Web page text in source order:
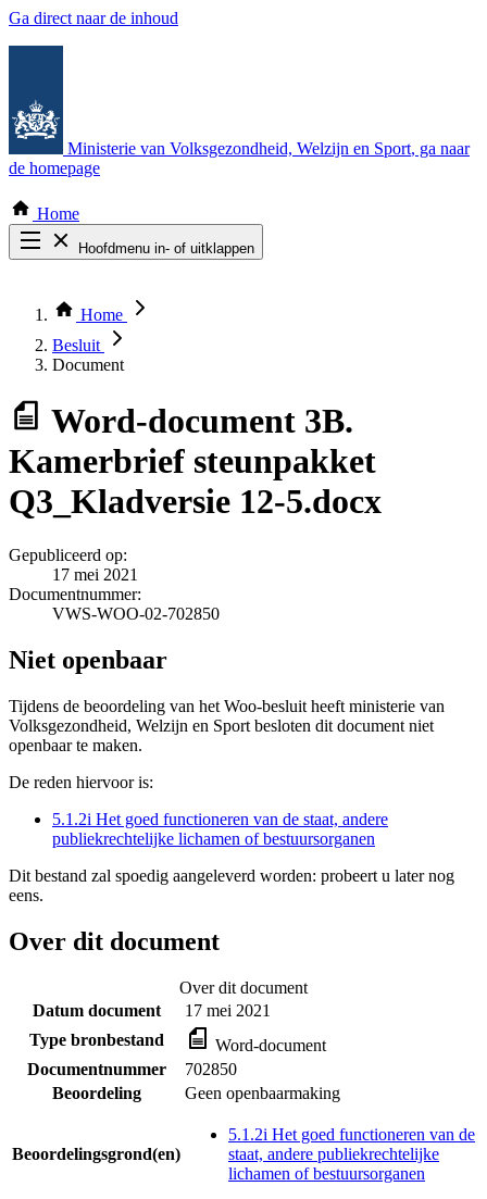
Ga direct naar de inhoud
Ministerie van Volksgezondheid, Welzijn en Sport, ga naar
de homepage
Home
Hoofdmenu in- of uitklappen
Thema COVID-19
Bekijk per bestuursorgaan
Home
Besluit
Document
Word-document 3B.
Kamerbrief steunpakket
Q3_Kladversie 12-5.docx
Gepubliceerd op:
17 mei 2021
Documentnummer:
VWS-WOO-02-702850
Niet openbaar
Tijdens de beoordeling van het Woo-besluit heeft ministerie van
Volksgezondheid, Welzijn en Sport besloten dit document niet
openbaar te maken.
De reden hiervoor is:
5.1.2i Het goed functioneren van de staat, andere
publiekrechtelijke lichamen of bestuursorganen
Dit bestand zal spoedig aangeleverd worden: probeert u later nog
eens.
Over dit document
Over dit document
Datum document
17 mei 2021
Type bronbestand
Word-document
Documentnummer
702850
Beoordeling
Geen openbaarmaking
Beoordelingsgrond(en)
5.1.2i Het goed functioneren van de
staat, andere publiekrechtelijke
lichamen of bestuursorganen